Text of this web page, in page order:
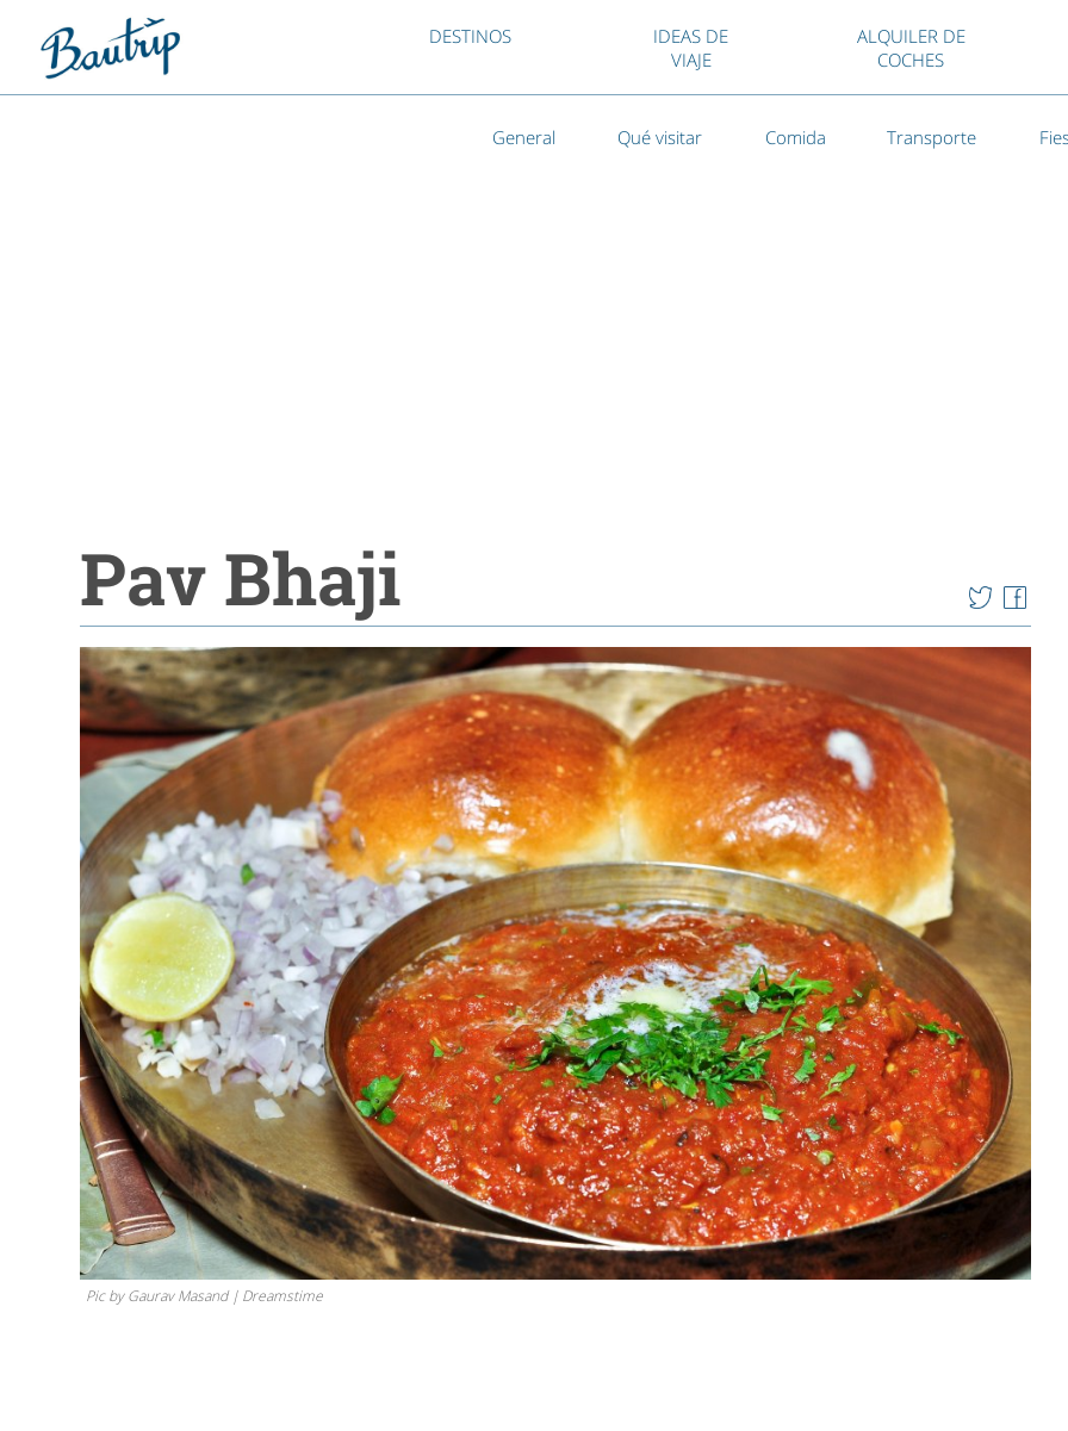
DESTINOS
IDEAS DE
VIAJE
ALQUILER DE
COCHES
General Qué visitar Comida Transporte
Pav Bhaji
Pic by Gaurav Masand | Dreamstime